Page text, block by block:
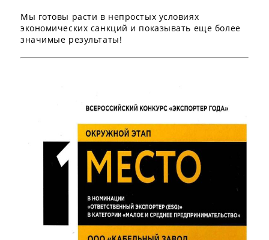
Мы готовы расти в непростых условиях
экономических санкций и показывать еще более
значимые результаты!